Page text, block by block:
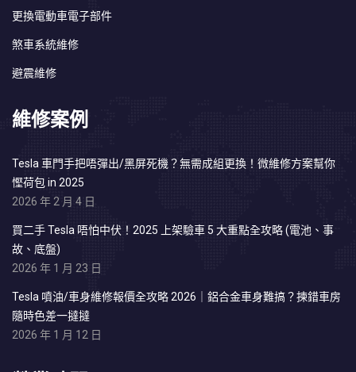
更換電動車電子部件
煞車系統維修
避震維修
維修案例
Tesla 車門手把唔彈出/黑屏死機？無需成組更換！微維修方案幫你
慳荷包 in 2025
2026 年 2 月 4 日
買二手 Tesla 唔怕中伏！2025 上架驗車 5 大重點全攻略 (電池、事
故、底盤)
2026 年 1 月 23 日
Tesla 噴油/車身維修報價全攻略 2026｜鋁合金車身難搞？揀錯車房
隨時色差一撻撻
2026 年 1 月 12 日